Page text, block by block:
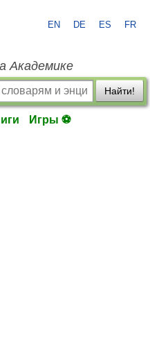
EN DE ES FR
Академике
Найти!
Игры ⚽